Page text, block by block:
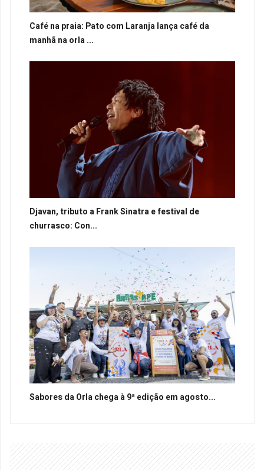
Café na praia: Pato com Laranja lança café da
manhã na orla ...
Djavan, tributo a Frank Sinatra e festival de
churrasco: Con...
Sabores da Orla chega à 9ª edição em agosto...